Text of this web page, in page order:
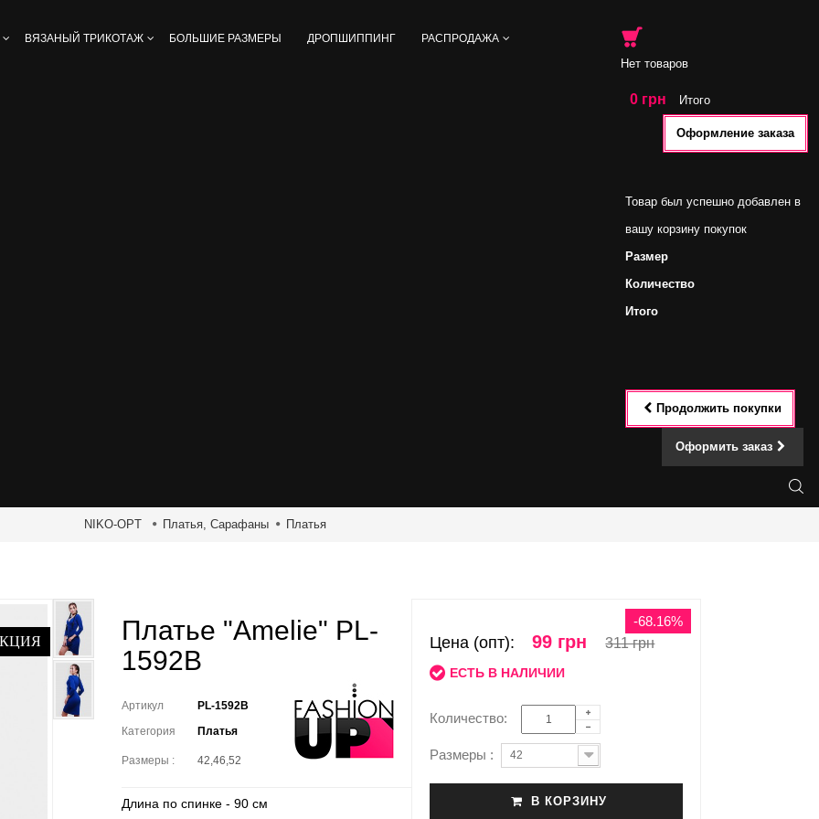
Нет товаров
0 грн Итого
Оформление заказа
Товар был успешно добавлен в
вашу корзину покупок
Размер
Количество
Итого
Продолжить покупки
Оформить заказ
ВЯЗАНЫЙ ТРИКОТАЖ БОЛЬШИЕ РАЗМЕРЫ ДРОПШИППИНГ РАСПРОДАЖА
NIKO-OPT Платья, Сарафаны Платья
Платье "Amelie" PL-
1592B
Артикул
PL-1592B
Категория
Платья
Размеры : 42,46,52
Длина по спинке - 90 см
Цена (опт): 99 грн 311 грн
ЕСТЬ В НАЛИЧИИ
-68.16%
Количество:
Размеры : 42
В КОРЗИНУ